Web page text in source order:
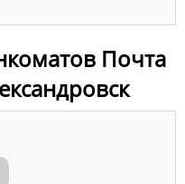
Почта